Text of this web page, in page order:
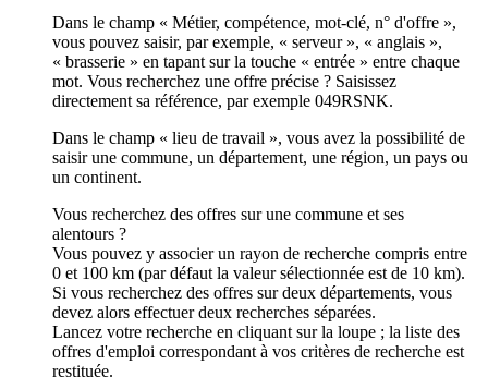
Dans le champ « Métier, compétence, mot-clé, n° d'offre »,
vous pouvez saisir, par exemple, « serveur », « anglais »,
« brasserie » en tapant sur la touche « entrée » entre chaque
mot. Vous recherchez une offre précise ? Saisissez
directement sa référence, par exemple 049RSNK.
Dans le champ « lieu de travail », vous avez la possibilité de
saisir une commune, un département, une région, un pays ou
un continent.
Vous recherchez des offres sur une commune et ses
alentours ?
Vous pouvez y associer un rayon de recherche compris entre
0 et 100 km (par défaut la valeur sélectionnée est de 10 km).
Si vous recherchez des offres sur deux départements, vous
devez alors effectuer deux recherches séparées.
Lancez votre recherche en cliquant sur la loupe ; la liste des
offres d'emploi correspondant à vos critères de recherche est
restituée.